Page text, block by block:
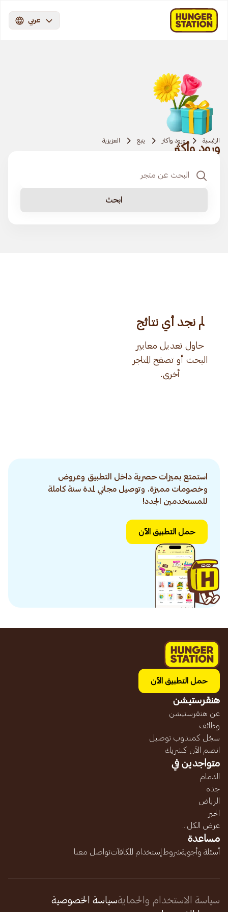
عربي
الرئيسية ورود وأكثر ينبع العزيزية
ورود وأكثر
ابحث
لم نجد أي نتائج
حاول تعديل معايير
البحث أو تصفح المتاجر
أخرى.
استمتع بميزات حصرية داخل التطبيق وعروض
وخصومات مميزة. وتوصيل مجاني لمدة سنة كاملة
للمستخدمين الجدد!
حمل التطبيق الآن
حمل التطبيق الآن
هنقرستيشن
عن هنقرستيشن
وظائف
سجّل كمندوب توصيل
انضم الآن كشريك
متواجدين في
الدمام
جده
الرياض
الخبر
عرض الكل...
مساعدة
أسئلة وأجوبةشروط إستخدام المكافآتتواصل معنا
سياسة الاستخدام والحمايةسياسة الخصوصية